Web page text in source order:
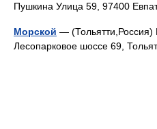
Пушкина Улица 59, 97400
Морской — (Тольятти,Россия)
Лесопарковое шоссе 69,